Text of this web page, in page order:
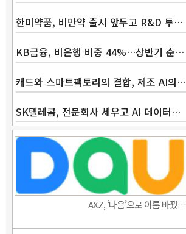
한미약품, 비만약 출시 앞두고 R&D 투…
KB금융, 비은행 비중 44%…상반기 순…
캐드와 스마트팩토리의 결합, 제조 AI의…
SK텔레콤, 전문회사 세우고 AI 데이터…
AXZ, ‘다음’으로 이름 바꿨…